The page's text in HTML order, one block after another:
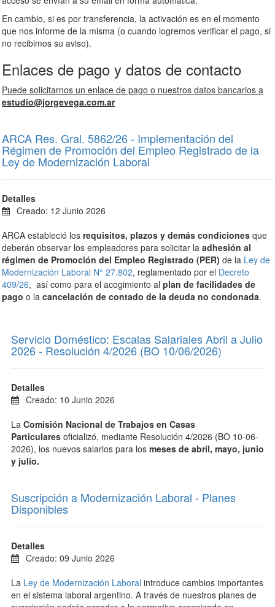
En cambio, si es por transferencia, la activación es en el momento
que nos informe de la misma (o cuando logremos verificar el pago, si
no recibimos su aviso).
Enlaces de pago y datos de contacto
Puede solicitarnos un enlace de pago o nuestros datos bancarios a
estudio@jorgevega.com.ar
ARCA Res. Gral. 5862/26 - Implementación del
Régimen de Promoción del Empleo Registrado de la
Ley de Modernización Laboral
Detalles
Creado: 12 Junio 2026
ARCA estableció los requisitos, plazos y demás condiciones que
deberán observar los empleadores para solicitar la adhesión al
régimen de Promoción del Empleo Registrado (PER) de la Ley de
Modernización Laboral N° 27.802, reglamentado por el Decreto
409/26, así como para el acogimiento al plan de facilidades de
pago o la cancelación de contado de la deuda no condonada.
Servicio Doméstico: Escalas Salariales Abril a Julio
2026 - Resolución 4/2026 (BO 10/06/2026)
Detalles
Creado: 10 Junio 2026
La Comisión Nacional de Trabajos en Casas
Particulares oficializó, mediante Resolución 4/2026 (BO 10-06-
2026), los nuevos salarios para los meses de abril, mayo, junio
y julio.
Suscripción a Modernización Laboral - Planes
Disponibles
Detalles
Creado: 09 Junio 2026
La Ley de Modernización Laboral introduce cambios importantes
en el sistema laboral argentino. A través de nuestros planes de